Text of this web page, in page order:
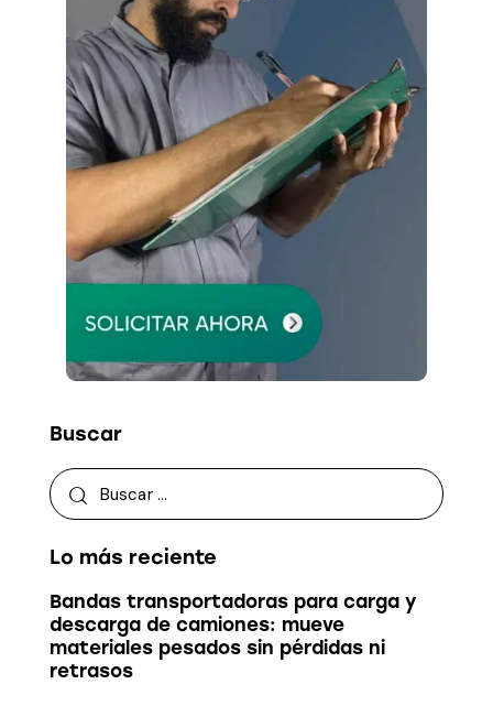
Buscar
Lo más reciente
Bandas transportadoras para carga y
descarga de camiones: mueve
materiales pesados sin pérdidas ni
retrasos